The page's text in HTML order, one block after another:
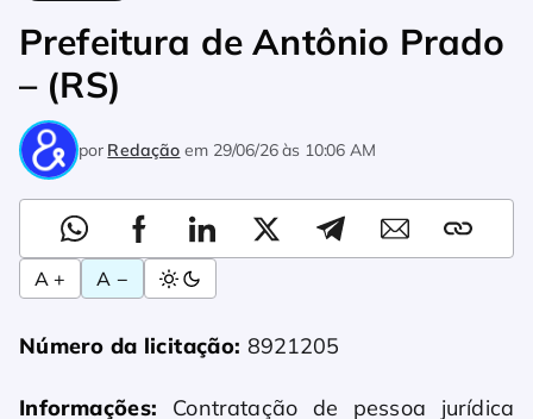
Prefeitura de Antônio Prado
– (RS)
por Redação em 29/06/26 às 10:06 AM
A + A −
Número da licitação: 8921205
Informações: Contratação de pessoa jurídica